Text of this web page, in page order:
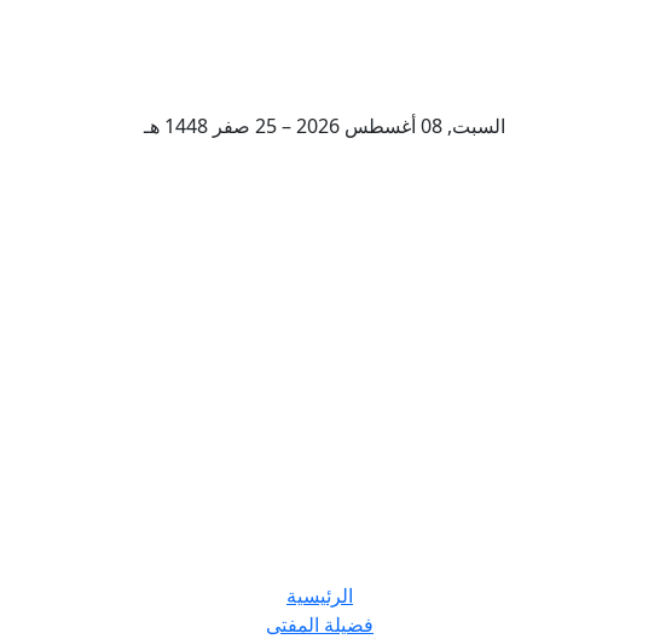
السبت, 08 أغسطس 2026 – 25 صفر 1448 هـ
الرئيسية
فضيلة المفتى